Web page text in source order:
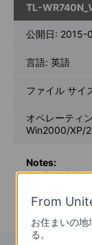
TL-
公開日: 2015-
言語: 英語
ファイル サイ
オペレーティ
Win2000/XP/
Notes:
For TL-
From
お住まいの地
る。